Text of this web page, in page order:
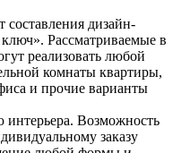
составления дизайн-
Рассматриваемые в
реализовать любой
комнаты квартиры,
и прочие варианты
интерьера. Возможность
заказу